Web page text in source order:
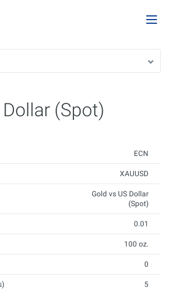
(Spot)
ECN
XAUUSD
Gold vs US Dollar
(Spot)
0.01
100 oz.
0
5